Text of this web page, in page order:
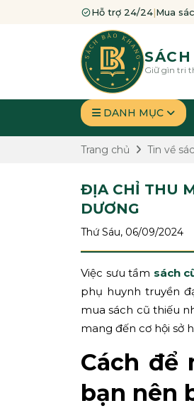
Hỗ trợ 24/24|Mua
Giữ gìn tri
DANH MỤC
Trang chủ Tin về
ĐỊA CHỈ THU
DƯƠNG
Thứ Sáu, 06/09/2024
Việc sưu tầm sách
phụ huynh truyền
mua sách cũ thiếu
mang đến cơ hội sở
Cách để
bạn nên